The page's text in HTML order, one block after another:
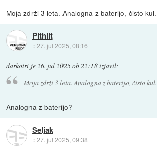
Moja zdrži 3 leta. Analogna z baterijo, čisto kul.
Pithlit
::27. jul 2025, 08:16
darkotri je 26. jul 2025 ob 22:18izjavil:
Moja zdrži 3 leta. Analogna z baterijo, čisto kul.
Analogna z baterijo?
Seljak
::27. jul 2025, 09:38